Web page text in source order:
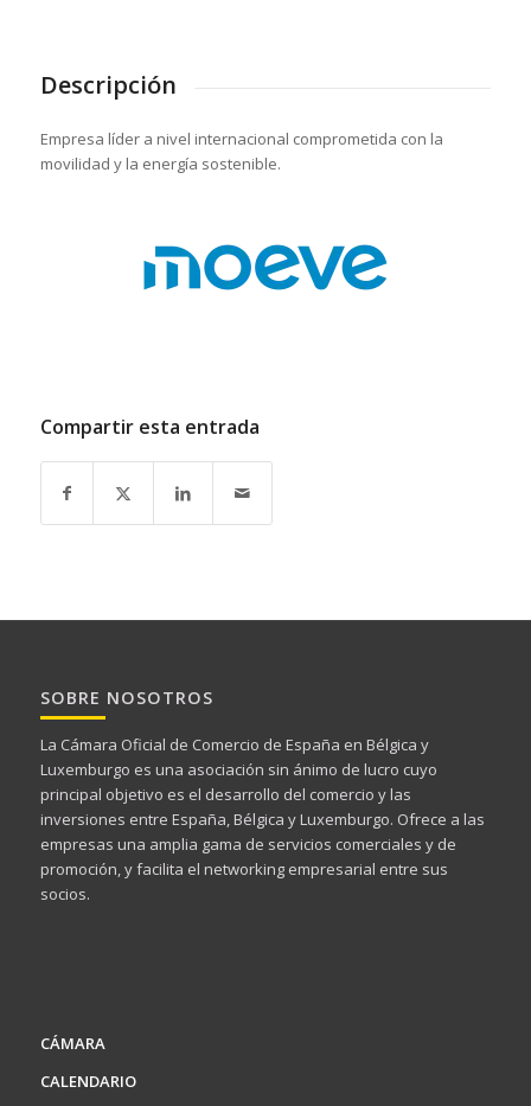
Descripción
Empresa líder a nivel internacional comprometida con la
movilidad y la energía sostenible.
Compartir esta entrada
SOBRE NOSOTROS
La Cámara Oficial de Comercio de España en Bélgica y
Luxemburgo es una asociación sin ánimo de lucro cuyo
principal objetivo es el desarrollo del comercio y las
inversiones entre España, Bélgica y Luxemburgo. Ofrece a las
empresas una amplia gama de servicios comerciales y de
promoción, y facilita el networking empresarial entre sus
socios.
CÁMARA
CALENDARIO